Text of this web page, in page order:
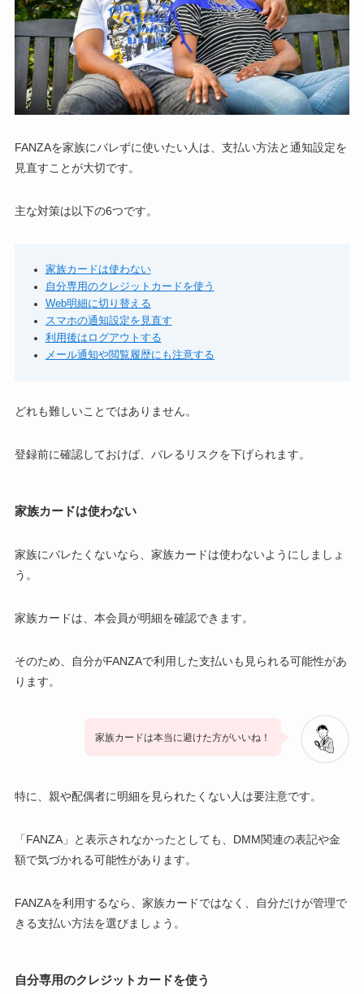
FANZAを家族にバレずに使いたい人は、支払い方法と通知設定を
見直すことが大切です。
主な対策は以下の6つです。
家族カードは使わない
自分専用のクレジットカードを使う
Web明細に切り替える
スマホの通知設定を見直す
利用後はログアウトする
メール通知や閲覧履歴にも注意する
どれも難しいことではありません。
登録前に確認しておけば、バレるリスクを下げられます。
家族カードは使わない
家族にバレたくないなら、家族カードは使わないようにしましょ
う。
家族カードは、本会員が明細を確認できます。
そのため、自分がFANZAで利用した支払いも見られる可能性があ
ります。
家族カードは本当に避けた方がいいね！
特に、親や配偶者に明細を見られたくない人は要注意です。
「FANZA」と表示されなかったとしても、DMM関連の表記や金
額で気づかれる可能性があります。
FANZAを利用するなら、家族カードではなく、自分だけが管理で
きる支払い方法を選びましょう。
自分専用のクレジットカードを使う